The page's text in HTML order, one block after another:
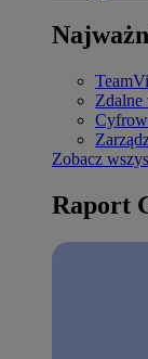
Zdalne
Zobacz
Raport